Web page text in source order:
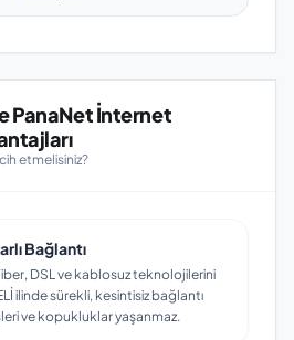
PanaNet İnternet
etmelisiniz?
Bağlantı
DSL ve kablosuz teknolojilerini
ilinde sürekli, kesintisiz bağlantı
ve kopukluklar yaşanmaz.